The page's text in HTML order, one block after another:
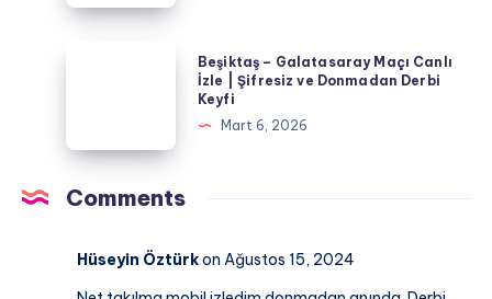
Yayın,
oyunları
Canlı
İzle
ve
Beşiktaş – Galatasaray Maçı Canlı
İzle | Şifresiz ve Donmadan Derbi
Keyfi
Mart 6, 2026
Comments
Hüseyin Öztürkon Ağustos 15, 2024